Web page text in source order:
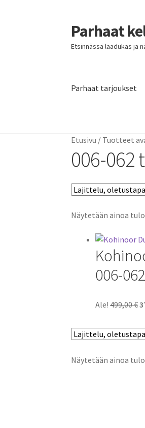
Siirry
navigointiin
Siirry
sisältöön
Parhaat
Etsinnässä laadukas ja
Parhaat tarjoukset
Etusivu / Tuotteet
006-062
Näytetään ainoa
006-
Ale! 499,00€
Näytetään ainoa